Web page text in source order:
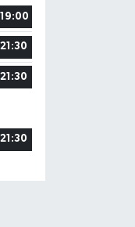
19:00
21:30
21:30
21:30